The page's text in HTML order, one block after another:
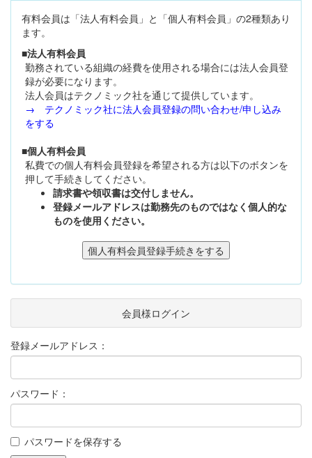
有料会員は「法人有料会員」と「個人有料会員」の2種類あり
ます。
■法人有料会員
勤務されている組織の経費を使用される場合には法人会員登
録が必要になります。
法人会員はテクノミック社を通じて提供しています。
→ テクノミック社に法人会員登録の問い合わせ/申し込み
をする
■個人有料会員
私費での個人有料会員登録を希望される方は以下のボタンを
押して手続きしてください。
請求書や領収書は交付しません。
登録メールアドレスは勤務先のものではなく個人的な
ものを使用ください。
会員様ログイン
登録メールアドレス：
パスワード：
パスワードを保存する